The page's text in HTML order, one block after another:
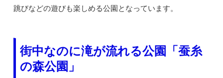
跳びなどの遊びも楽しめる公園となっています。
街中なのに滝が流れる公園「蚕糸
の森公園」